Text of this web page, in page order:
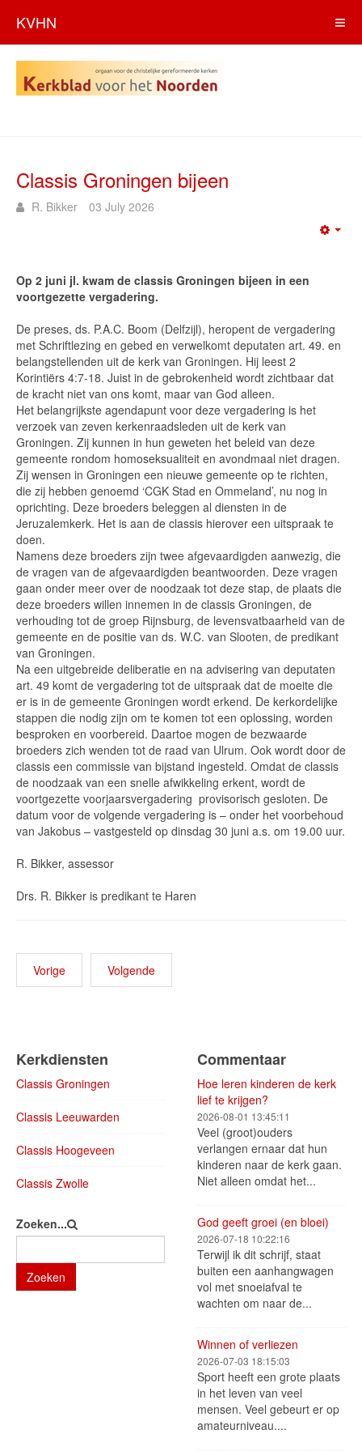
KVHN
Classis Groningen bijeen
R. Bikker 03 July 2026
Op 2 juni jl. kwam de classis Groningen bijeen in een
voortgezette vergadering.
De preses, ds. P.A.C. Boom (Delfzijl), heropent de vergadering
met Schriftlezing en gebed en verwelkomt deputaten art. 49. en
belangstellenden uit de kerk van Groningen. Hij leest 2
Korintiërs 4:7-18. Juist in de gebrokenheid wordt zichtbaar dat
de kracht niet van ons komt, maar van God alleen.
Het belangrijkste agendapunt voor deze vergadering is het
verzoek van zeven kerkenraadsleden uit de kerk van
Groningen. Zij kunnen in hun geweten het beleid van deze
gemeente rondom homoseksualiteit en avondmaal niet dragen.
Zij wensen in Groningen een nieuwe gemeente op te richten,
die zij hebben genoemd ‘CGK Stad en Ommeland’, nu nog in
oprichting. Deze broeders beleggen al diensten in de
Jeruzalemkerk. Het is aan de classis hierover een uitspraak te
doen.
Namens deze broeders zijn twee afgevaardigden aanwezig, die
de vragen van de afgevaardigden beantwoorden. Deze vragen
gaan onder meer over de noodzaak tot deze stap, de plaats die
deze broeders willen innemen in de classis Groningen, de
verhouding tot de groep Rijnsburg, de levensvatbaarheid van de
gemeente en de positie van ds. W.C. van Slooten, de predikant
van Groningen.
Na een uitgebreide deliberatie en na advisering van deputaten
art. 49 komt de vergadering tot de uitspraak dat de moeite die
er is in de gemeente Groningen wordt erkend. De kerkordelijke
stappen die nodig zijn om te komen tot een oplossing, worden
besproken en voorbereid. Daartoe mogen de bezwaarde
broeders zich wenden tot de raad van Ulrum. Ook wordt door de
classis een commissie van bijstand ingesteld. Omdat de classis
de noodzaak van een snelle afwikkeling erkent, wordt de
voortgezette voorjaarsvergadering provisorisch gesloten. De
datum voor de volgende vergadering is – onder het voorbehoud
van Jakobus – vastgesteld op dinsdag 30 juni a.s. om 19.00 uur.
R. Bikker, assessor
Drs. R. Bikker is predikant te Haren
Vorige Volgende
Kerkdiensten
Classis Groningen
Classis Leeuwarden
Classis Hoogeveen
Classis Zwolle
Zoeken...
Zoeken
Commentaar
Hoe leren kinderen de kerk
lief te krijgen?
2026-08-01 13:45:11
Veel (groot)ouders
verlangen ernaar dat hun
kinderen naar de kerk gaan.
Niet alleen omdat het...
God geeft groei (en bloei)
2026-07-18 10:22:16
Terwijl ik dit schrijf, staat
buiten een aanhangwagen
vol met snoeiafval te
wachten om naar de...
Winnen of verliezen
2026-07-03 18:15:03
Sport heeft een grote plaats
in het leven van veel
mensen. Veel gebeurt er op
amateurniveau....